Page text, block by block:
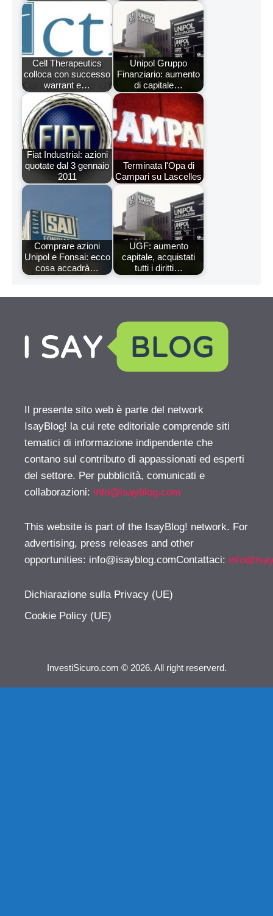
Cell Therapeutics
colloca con successo
warrant e…
Unipol Gruppo
Finanziario: aumento
di capitale…
Fiat Industrial: azioni
quotate dal 3 gennaio
2011
Terminata l'Opa di
Campari su Lascelles
Comprare azioni
Unipol e Fonsai: ecco
cosa accadrà…
UGF: aumento
capitale, acquistati
tutti i diritti…
Il presente sito web è parte del network
IsayBlog! la cui rete editoriale comprende siti
tematici di informazione indipendente che
contano sul contributo di appassionati ed esperti
del settore. Per pubblicità, comunicati e
collaborazioni: info@isayblog.com
This website is part of the IsayBlog! network. For
advertising, press releases and other
opportunities: info@isayblog.comContattaci:
Dichiarazione sulla Privacy (UE)
Cookie Policy (UE)
InvestiSicuro.com © 2026. All right reserverd.